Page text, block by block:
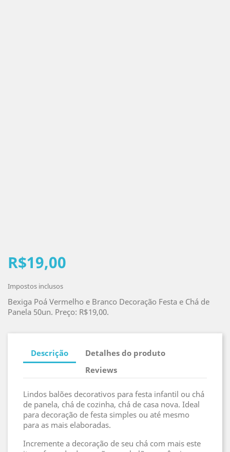
R$19,00
Impostos inclusos
Bexiga Poá Vermelho e Branco Decoração Festa e Chá de
Panela 50un. Preço: R$19,00.
Descrição
Detalhes do produto
Reviews
Lindos balões decorativos para festa infantil ou chá
de panela, chá de cozinha, chá de casa nova. Ideal
para decoração de festa simples ou até mesmo
para as mais elaboradas.
Incremente a decoração de seu chá com mais este